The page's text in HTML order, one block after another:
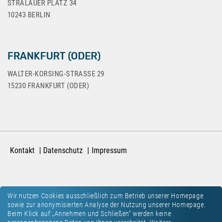
Wir nutzen Cookies ausschließlich zum Betrieb unserer Homepage
sowie zur anonymisierten Analyse der Nutzung unserer Homepage.
Beim Klick auf „Annehmen und Schließen“ werden keine
STRALAUER PLATZ 34
10243 BERLIN
FRANKFURT (ODER)
WALTER-KORSING-STRASSE 29
15230 FRANKFURT (ODER)
Kontakt Datenschutz Impressum